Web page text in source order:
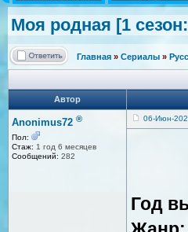
Моя родная [1
Главная » Сериалы »
Автор
Anonimus72 ®
Пол:
Стаж: 1 год 6 месяцев
Сообщений: 282
06-Июн-
Год